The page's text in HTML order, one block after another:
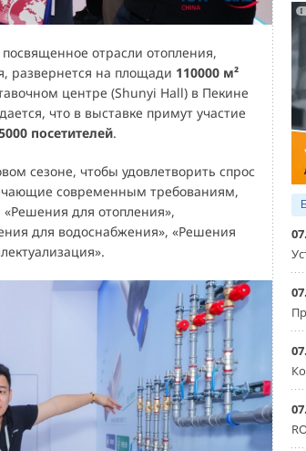
отрасли отопления,
развернется на площади 110000 м²
центре (Shunyi Hall) в Пекине
что в выставке примут участие
посетителей.
сезоне, чтобы удовлетворить спрос
современным требованиям,
«Решения для отопления»,
для водоснабжения», «Решения